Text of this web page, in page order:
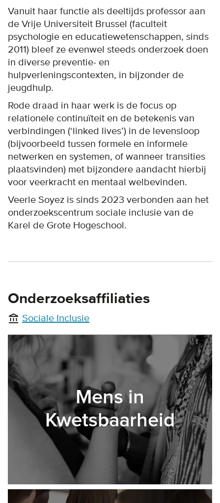
Vanuit haar functie als deeltijds professor aan
de Vrije Universiteit Brussel (faculteit
psychologie en educatiewetenschappen, sinds
2011) bleef ze evenwel steeds onderzoek doen
in diverse preventie- en
hulpverleningscontexten, in bijzonder de
jeugdhulp.
Rode draad in haar werk is de focus op
relationele continuïteit en de betekenis van
verbindingen (‘linked lives’) in de levensloop
(bijvoorbeeld tussen formele en informele
netwerken en systemen, of wanneer transities
plaatsvinden) met bijzondere aandacht hierbij
voor veerkracht en mentaal welbevinden.
Veerle Soyez is sinds 2023 verbonden aan het
onderzoekscentrum sociale inclusie van de
Karel de Grote Hogeschool.
Onderzoeksaffiliaties
account_balance Sociale Inclusie
Mens in
Kwetsbaarheid